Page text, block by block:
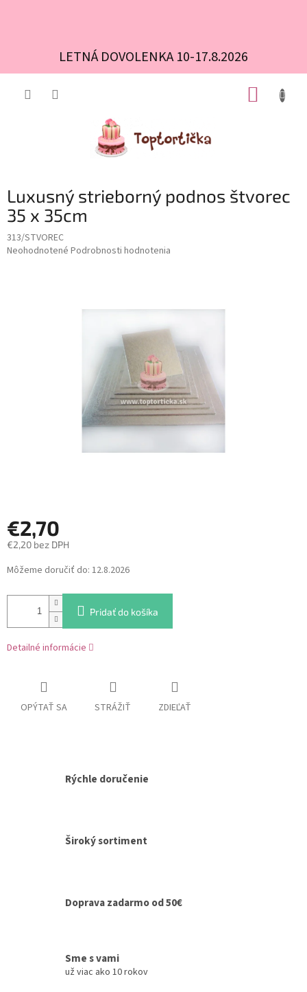
LETNÁ DOVOLENKA 10-17.8.2026
Luxusný strieborný podnos štvorec
35 x 35cm
313/STVOREC
Priemerné
Neohodnotené Podrobnosti hodnotenia
€2,70
€2,20 bez DPH
Jednotková
cena:
Môžeme doručiť do: 12.8.2026
Pridať do košíka
Detailné informácie
OPÝTAŤ SA STRÁŽIŤ ZDIEĽAŤ
Rýchle doručenie
Široký sortiment
Doprava zadarmo od 50€
Sme s vami
už viac ako 10 rokov